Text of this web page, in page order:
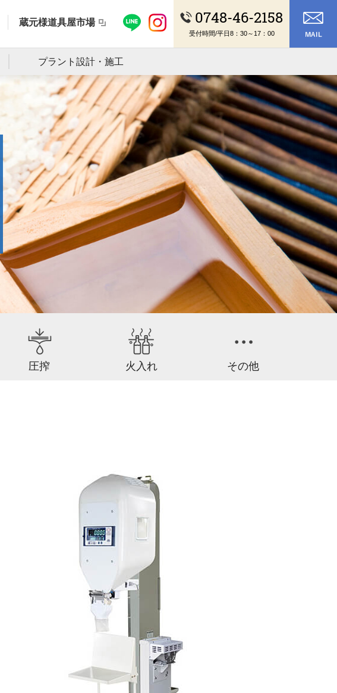
蔵元様道具屋市場 0748-46-2158
受付時間/平日8：30～17：00
プラント設計・施工
圧搾 火入れ その他